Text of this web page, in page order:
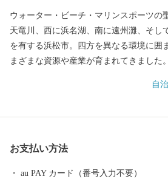
ウォーター・ビーチ・マリンスポーツの聖
天竜川、西に浜名湖、南に遠州灘、そし
を有する浜松市。四方を異なる環境に囲
まざまな資源や産業が育まれてきました
ほか、楽器やオートバイ、繊維、食品な
まなウォーター・ビーチ・マリンスポー
自
お支払い方法
au PAY カード（番号入力不要）